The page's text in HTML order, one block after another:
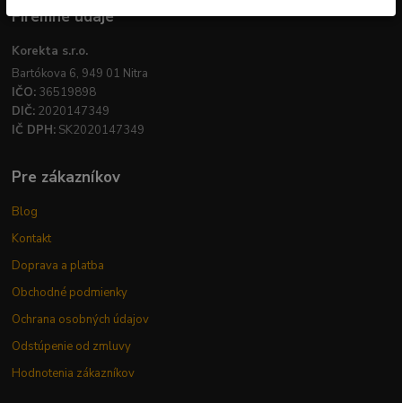
Firemné údaje
Korekta s.r.o.
Bartókova 6, 949 01 Nitra
IČO: 36519898
DIČ: 2020147349
IČ DPH: SK2020147349
Pre zákazníkov
Blog
Kontakt
Doprava a platba
Obchodné podmienky
Ochrana osobných údajov
Odstúpenie od zmluvy
Hodnotenia zákazníkov